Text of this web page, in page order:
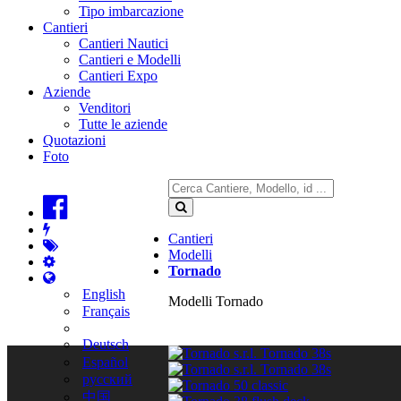
Tipo imbarcazione
Cantieri
Cantieri Nautici
Cantieri e Modelli
Cantieri Expo
Aziende
Venditori
Tutte le aziende
Quotazioni
Foto
English
Français
Deutsch
Español
русский
中国
Cantieri
Modelli
Tornado
Modelli Tornado